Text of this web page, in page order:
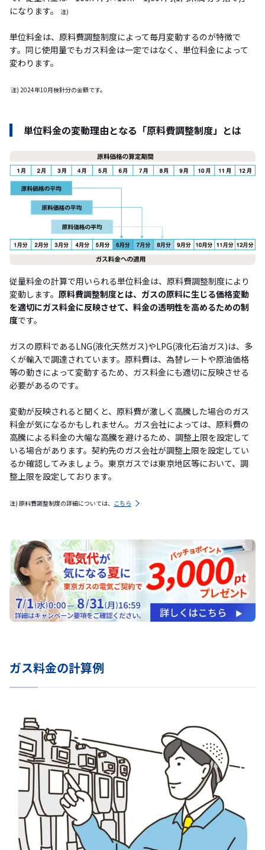
になります。
注)
単位料金は、原料費調整制度によって毎月変動するのが特徴で
す。同じ使用量でもガス料金は一定ではなく、単位料金によって
変わります。
注) 2024年10月検針分の金額です。
単位料金の変動理由となる「原料費調整制度」とは
従量料金の計算で用いられる単位料金は、原料費調整制度により
変動します。 原料費調整制度とは、ガスの原料に生じる価格変動
を適切にガス料金に反映させて、料金の透明性を高めるための制
度です。
ガスの原料であるLNG(液化天然ガス)やLPG(液化石油ガス)は、多
くが輸入で調達されています。原料費は、為替レートや原油価格
等の動きによって変動するため、ガス料金にも適切に反映させる
必要があるのです。
変動が反映されると聞くと、原料費が激しく高騰した場合のガス
料金が気になるかもしれません。ガス会社によっては、原料費の
高騰による料金の大幅な高騰を避けるため、調整上限を設定して
いる場合があります。契約先のガス会社が調整上限を設定してい
るか確認してみましょう。東京ガスでは東京地区等において、調
整上限を設定しております。
注) 原料費調整制度の詳細については、 こちら
ガス料金の計算例